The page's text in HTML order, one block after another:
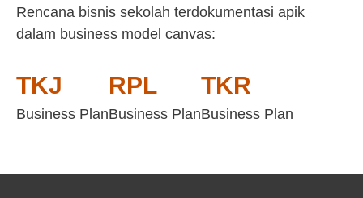
Rencana bisnis sekolah terdokumentasi apik
dalam business model canvas:
TKJ
Business Plan
RPL
Business Plan
TKR
Business Plan